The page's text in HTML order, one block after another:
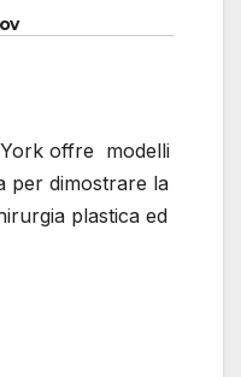
offre modelli
per dimostrare la
plastica ed